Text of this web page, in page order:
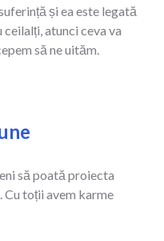
și ea este legată
atunci ceva va
să ne uităm.
să poată proiecta
Cu toții avem karme